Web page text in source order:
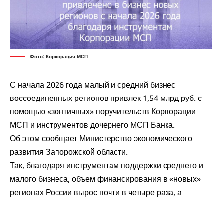
Фото: Корпорация МСП
С начала 2026 года малый и средний бизнес
воссоединенных регионов привлек 1,54 млрд руб. с
помощью «зонтичных» поручительств Корпорации
МСП и инструментов дочернего МСП Банка.
Об этом сообщает Министерство экономического
развития Запорожской области.
Так, благодаря инструментам поддержки среднего и
малого бизнеса, объем финансирования в «новых»
регионах России вырос почти в четыре раза, а